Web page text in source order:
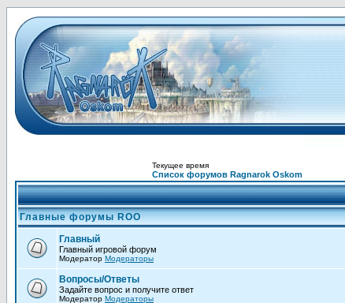
Текущее время
Список форумов Ragnarok Oskom
Главные форумы ROO
Главный
Главный игровой форум
Модератор Модераторы
Вопросы/Ответы
Задайте вопрос и получите ответ
Модератор Модераторы